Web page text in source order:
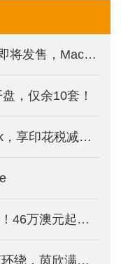
Midtown--近麦考瑞大学新项目即将发售，Macquarie Park 印花税减免新盘
，仅余10套！
悉尼性价比之王Ramsgate Park，享印花税减免的三面环水公寓。
布里斯本MQ雅致联排别墅发售！46万澳元起受年轻中产热捧！
墨尔本The Grove别墅社区两河环绕，茵欣满载！全新规划，新一期别墅发售！